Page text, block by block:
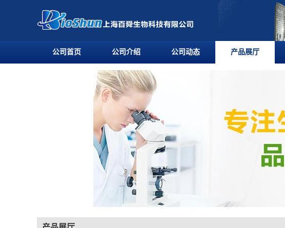
公司首页 公司介绍 公司动态 产品展厅